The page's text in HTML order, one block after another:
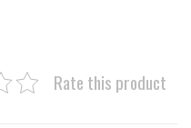
Rate this product